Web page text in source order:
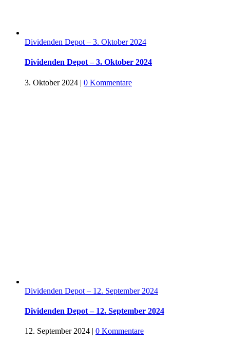
Dividenden Depot – 3. Oktober 2024
Dividenden Depot – 3. Oktober 2024
3. Oktober 2024 | 0 Kommentare
Dividenden Depot – 12. September 2024
Dividenden Depot – 12. September 2024
12. September 2024 | 0 Kommentare